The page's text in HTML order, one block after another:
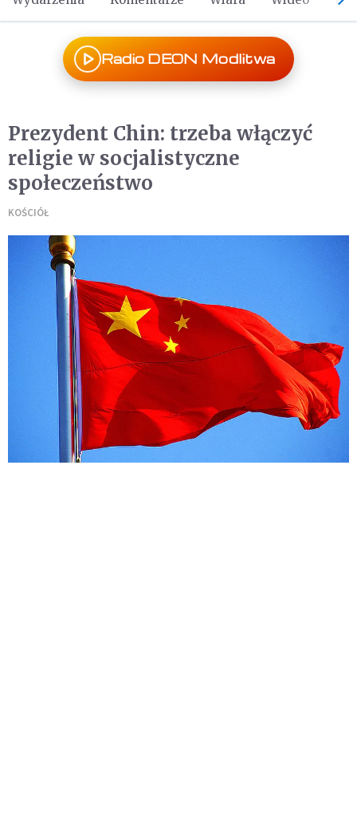
Radio DEON Modlitwa
Prezydent Chin: trzeba włączyć
religie w socjalistyczne
społeczeństwo
KOŚCIÓŁ